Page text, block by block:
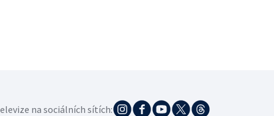
na sociálních sítích: